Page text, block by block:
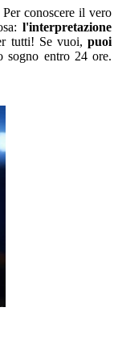
conoscere il vero
l'interpretazione
tutti! Se vuoi, puoi
entro 24 ore.